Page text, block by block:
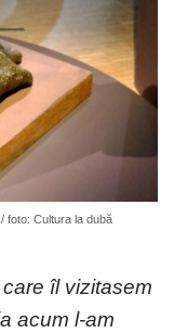
foto: Cultura la dubă
îl vizitasem
acum l-am